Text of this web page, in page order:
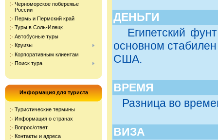
Черноморское побережье
России
Пермь и Пермский край
Туры в Соль-Илецк
Автобусные туры
Круизы
Корпоративным клиентам
Поиск тура
Информация для туриста
Туристические термины
Информация о странах
Вопрос/ответ
Контакты и адреса
ДЕНЬГИ
Египетский
основном
США.
ВРЕМЯ
Разница во
ВИЗА